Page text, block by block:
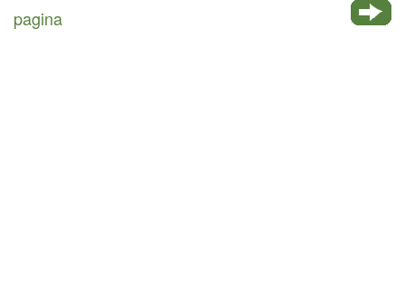
pagina